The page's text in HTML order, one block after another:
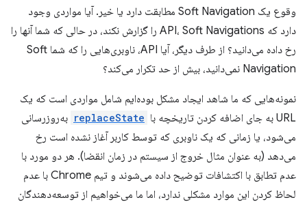
وقوع یک Soft Navigation مطابقت دارد یا خیر. آیا مواردی وجود
دارد که API، Soft Navigations را گزارش نکند، در حالی که شما آنها را
رخ داده می‌دانید؟ از طرف دیگر، آیا API، ناوبری‌هایی را که شما Soft
Navigation نمی‌دانید، بیش از حد تکرار می‌کند؟
نمونه‌هایی که ما شاهد ایجاد مشکل بوده‌ایم شامل مواردی است که یک
URL به جای اضافه کردن تاریخچه با
replaceState به‌روزرسانی
می‌شود، یا زمانی که یک ناوبری که توسط کاربر آغاز نشده است رخ
می‌دهد (به عنوان مثال خروج از سیستم در زمان انقضا). هر دو مورد با
عدم تطابق با اکتشافات توضیح داده می‌شوند و تیم Chrome با عدم
لحاظ کردن این موارد مشکلی ندارد، اما ما می‌خواهیم از توسعه‌دهندگان